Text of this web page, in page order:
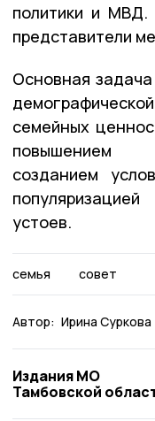
политики и МВД.
представители
Основная
семейных
повышением
созданием
устоев.
семья совет
Автор: Ирина Суркова
Издания МО
Тамбовской